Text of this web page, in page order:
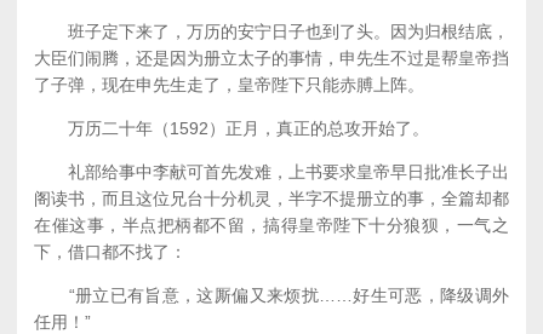
班子定下来了，万历的安宁日子也到了头。因为归根结底，
大臣们闹腾，还是因为册立太子的事情，申先生不过是帮皇帝挡
了子弹，现在申先生走了，皇帝陛下只能赤膊上阵。
万历二十年（1592）正月，真正的总攻开始了。
礼部给事中李献可首先发难，上书要求皇帝早日批准长子出
阁读书，而且这位兄台十分机灵，半字不提册立的事，全篇却都
在催这事，半点把柄都不留，搞得皇帝陛下十分狼狈，一气之
下，借口都不找了：
“册立已有旨意，这厮偏又来烦扰……好生可恶，降级调外
任用！”